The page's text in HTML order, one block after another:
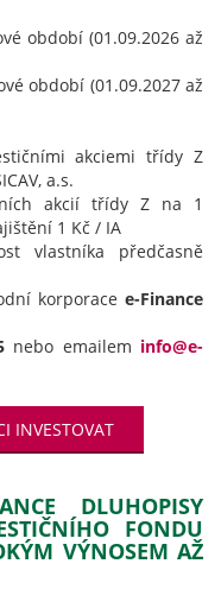
období (01.09.2026 až
období (01.09.2027 až
akciemi třídy Z
a.s.
akcií třídy Z na 1
1 Kč / IA
vlastníka předčasně
korporace e-Finance
nebo emailem info@e-
INVESTOVAT
DLUHOPISY
FONDU
VÝNOSEM AŽ